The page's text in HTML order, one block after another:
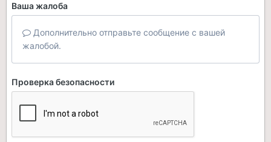
Ваша жалоба
Дополнительно отправьте сообщение с вашей
жалобой.
Проверка безопасности